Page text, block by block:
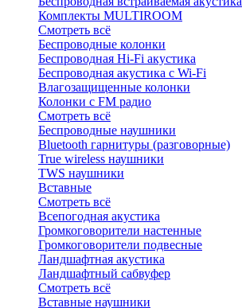
Комплекты MULTIROOM
Смотреть всё
Беспроводные колонки
Беспроводная Hi-Fi акустика
Беспроводная акустика с Wi-Fi
Влагозащищенные колонки
Колонки с FM радио
Смотреть всё
Беспроводные наушники
Bluetоoth гарнитуры (разговорные)
True wireless наушники
TWS наушники
Вставные
Смотреть всё
Всепогодная акустика
Громкоговорители настенные
Громкоговорители подвесные
Ландшафтная акустика
Ландшафтный сабвуфер
Смотреть всё
Вставные наушники